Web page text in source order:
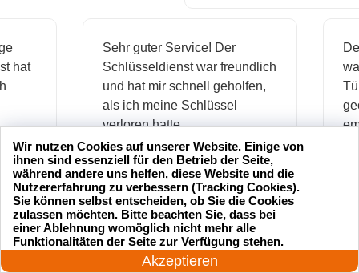
hat
Sehr guter Service! Der
Schlüsseldienst war freundlich
und hat mir schnell geholfen,
als ich meine Schlüssel
verloren hatte.
Jonas M.
Service
Ich hatte meinen Schlüssel
24 Stunden am Tag
Akzeptieren
Wir nutzen Cookies auf unserer Website. Einige von
ihnen sind essenziell für den Betrieb der Seite,
während andere uns helfen, diese Website und die
Nutzererfahrung zu verbessern (Tracking Cookies).
Sie können selbst entscheiden, ob Sie die Cookies
zulassen möchten. Bitte beachten Sie, dass bei
einer Ablehnung womöglich nicht mehr alle
Funktionalitäten der Seite zur Verfügung stehen.